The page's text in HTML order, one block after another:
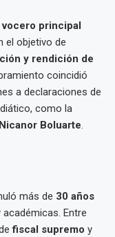
vocero principal
el objetivo de
y rendición de
coincidió
a declaraciones de
como la
Boluarte.
más de 30 años
Entre
fiscal supremo y